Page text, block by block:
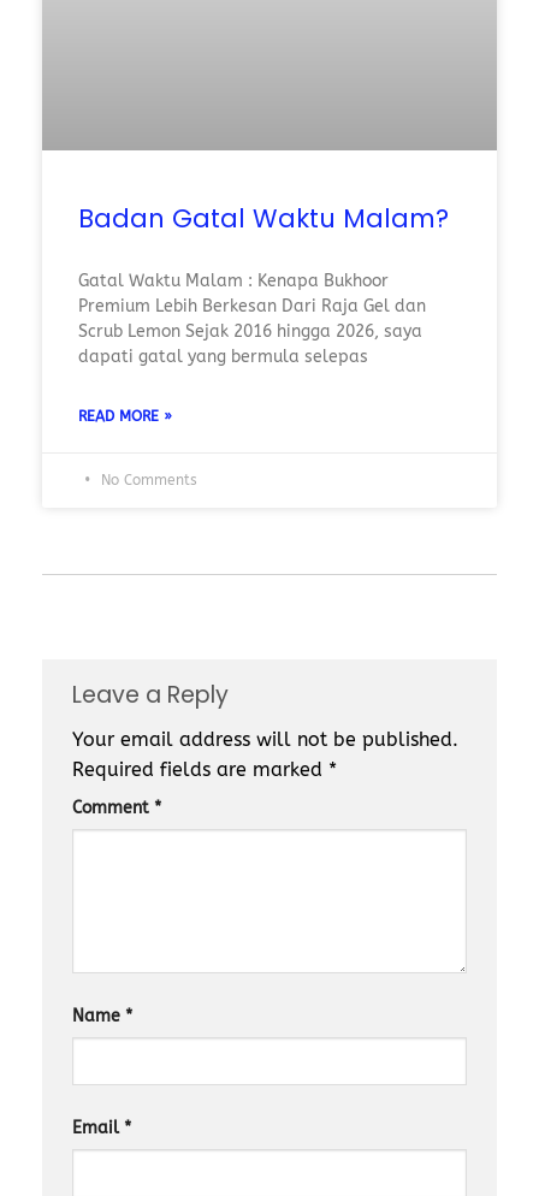
Badan Gatal Waktu Malam?
Gatal Waktu Malam : Kenapa Bukhoor
Premium Lebih Berkesan Dari Raja Gel dan
Scrub Lemon Sejak 2016 hingga 2026, saya
dapati gatal yang bermula selepas
READ MORE »
No Comments
Leave a Reply
Your email address will not be published.
Required fields are marked *
Comment *
Name *
Email *